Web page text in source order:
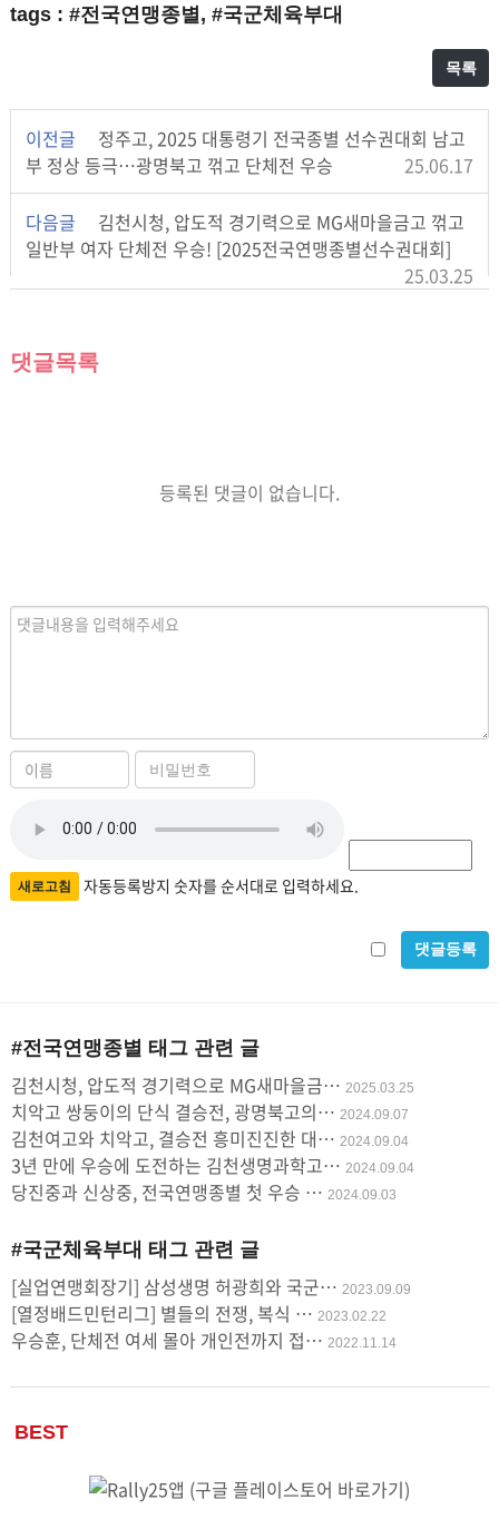
tags : #전국연맹종별, #국군체육부대
목록
이전글
정주고, 2025 대통령기 전국종별 선수권대회 남고
부 정상 등극…광명북고 꺾고 단체전 우승
25.06.17
다음글
김천시청, 압도적 경기력으로 MG새마을금고 꺾고
일반부 여자 단체전 우승! [2025전국연맹종별선수권대회]
25.03.25
댓글목록
등록된 댓글이 없습니다.
내
이
름
비
밀
번
호
수
등새로고침 자동등록방지 숫자를 순서대로 입력하세요.
비
밀
용
#전국연맹종별 태그 관련 글
김천시청, 압도적 경기력으로 MG새마을금… 2025.03.25
치악고 쌍둥이의 단식 결승전, 광명북고의… 2024.09.07
김천여고와 치악고, 결승전 흥미진진한 대… 2024.09.04
3년 만에 우승에 도전하는 김천생명과학고… 2024.09.04
당진중과 신상중, 전국연맹종별 첫 우승 … 2024.09.03
#국군체육부대 태그 관련 글
[실업연맹회장기] 삼성생명 허광희와 국군… 2023.09.09
[열정배드민턴리그] 별들의 전쟁, 복식 … 2023.02.22
우승훈, 단체전 여세 몰아 개인전까지 접… 2022.11.14
BEST